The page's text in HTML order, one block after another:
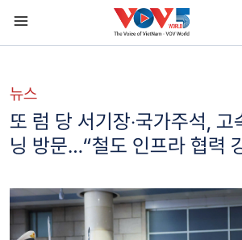
뉴스
또 럼 당 서기장‧국가주석,
닝 방문…“철도 인프라 협력